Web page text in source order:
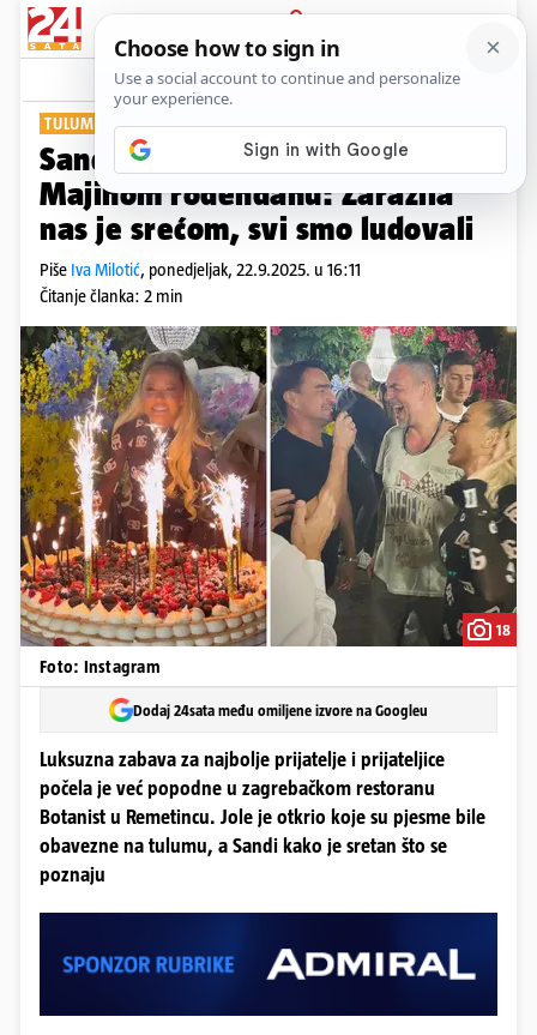
PRIJAVA
Show Komentari
TULUM ZA PAMĆENJE
Sandi i Jole zabavljali goste na
Majinom rođendanu: Zarazila
nas je srećom, svi smo ludovali
Piše Iva Milotić, ponedjeljak, 22.9.2025. u 16:11
Čitanje članka: 2 min
18
Foto: Instagram
Dodaj 24sata među omiljene izvore na Googleu
Luksuzna zabava za najbolje prijatelje i prijateljice
počela je već popodne u zagrebačkom restoranu
Botanist u Remetincu. Jole je otkrio koje su pjesme bile
obavezne na tulumu, a Sandi kako je sretan što se
poznaju